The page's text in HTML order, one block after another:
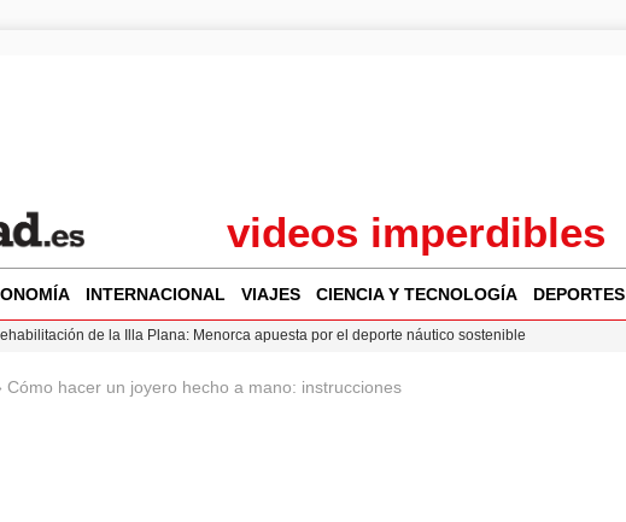
videos imperdibles
INTERNACIONAL VIAJES CIENCIA Y TECNOLOGÍA DEPORTES
de la Illa Plana: Menorca apuesta por el deporte náutico sostenible
compra del ático de Chamberí por 6,3 millones: detalles y controversias
Cómo hacer un joyero hecho a mano: instrucciones